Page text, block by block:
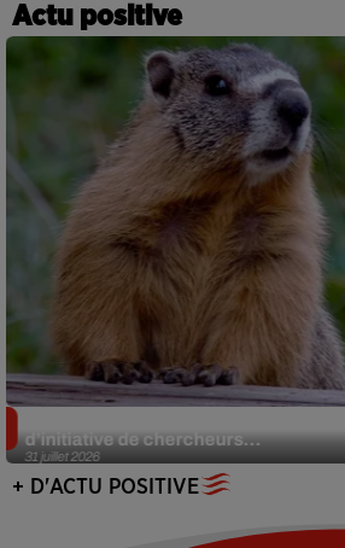
Actu positive
31 juillet 2026
d’initiative de chercheurs...
+ D'ACTU POSITIVE